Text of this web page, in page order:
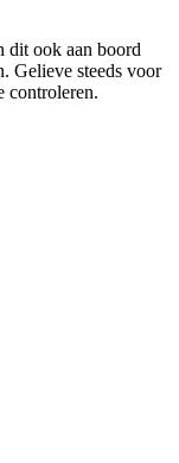
dit ook aan boord
Gelieve steeds voor
controleren.